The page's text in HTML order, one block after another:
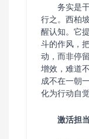
务实是
行之。西柏
醒认知。它
斗的作风，
动，而非停
增效，难道
成不在一朝
化为行动自觉
激活担